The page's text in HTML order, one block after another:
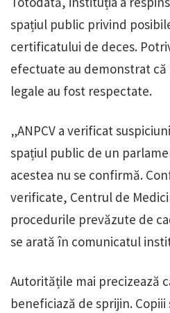
spațiul public privind
certificatului de deces.
efectuate au demonstrat
legale au fost respectate.
„ANPCV a verificat
spațiul public de un
acestea nu se confirmă.
verificate, Centrul de
procedurile prevăzute de
se arată în comunicatul
Autoritățile mai precizează
beneficiază de sprijin.